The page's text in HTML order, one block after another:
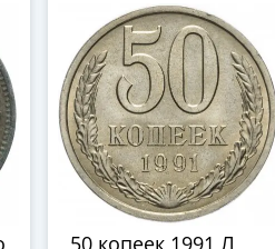
50 копеек 1991 Л